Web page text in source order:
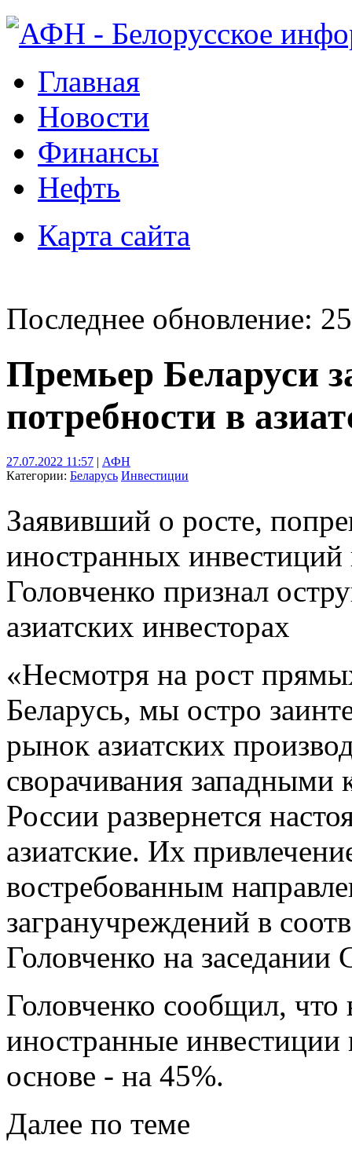
Главная
Новости
Финансы
Нефть
Карта сайта
Последнее обновление:
Премьер Беларуси
потребности в
27.07.2022 11:57 | АФН
Категории: Беларусь Инвестиции
Заявивший о росте,
иностранных
Головченко признал
азиатских инвесторах
«Несмотря на рост
Беларусь, мы остро
рынок азиатских
сворачивания западными
России развернется
азиатские. Их
востребованным
загранучреждений в
Головченко на заседании
Головченко сообщил, что
иностранные
основе - на 45%.
Далее по теме